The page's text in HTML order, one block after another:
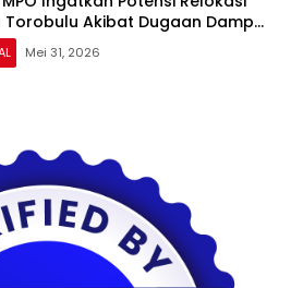
Akibat Dugaan Dampak
Mei 31, 2026